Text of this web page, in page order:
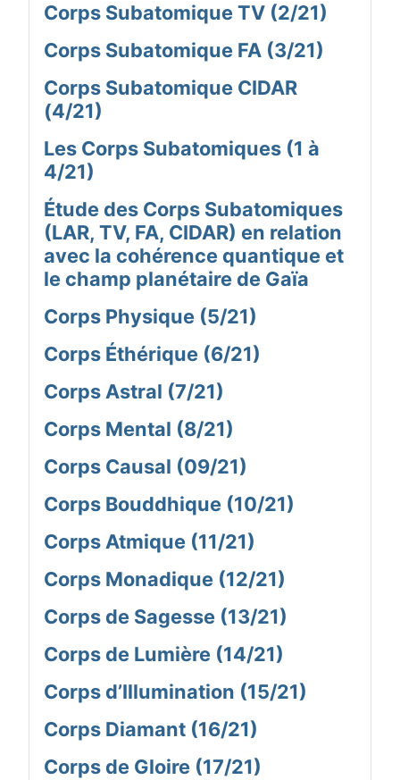
Corps Subatomique TV (2/21)
Corps Subatomique FA (3/21)
Corps Subatomique CIDAR
(4/21)
Les Corps Subatomiques (1 à
4/21)
Étude des Corps Subatomiques
(LAR, TV, FA, CIDAR) en relation
avec la cohérence quantique et
le champ planétaire de Gaïa
Corps Physique (5/21)
Corps Éthérique (6/21)
Corps Astral (7/21)
Corps Mental (8/21)
Corps Causal (09/21)
Corps Bouddhique (10/21)
Corps Atmique (11/21)
Corps Monadique (12/21)
Corps de Sagesse (13/21)
Corps de Lumière (14/21)
Corps d’Illumination (15/21)
Corps Diamant (16/21)
Corps de Gloire (17/21)